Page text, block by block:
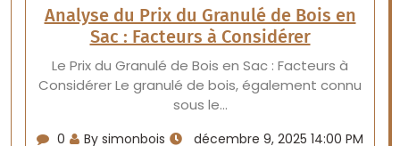
Analyse du Prix du Granulé de Bois en
Sac : Facteurs à Considérer
Le Prix du Granulé de Bois en Sac : Facteurs à
Considérer Le granulé de bois, également connu
sous le…
0 By simonbois décembre 9, 2025 14:00 PM